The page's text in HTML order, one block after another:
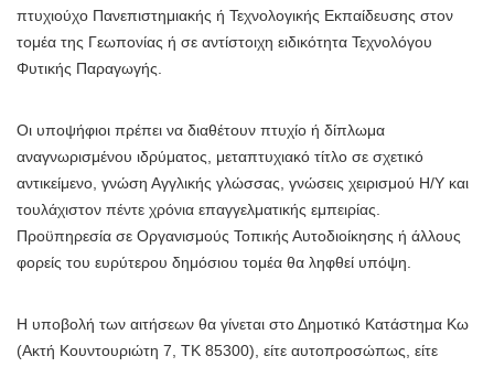
πτυχιούχο Πανεπιστημιακής ή Τεχνολογικής Εκπαίδευσης στον
τομέα της Γεωπονίας ή σε αντίστοιχη ειδικότητα Τεχνολόγου
Φυτικής Παραγωγής.
Οι υποψήφιοι πρέπει να διαθέτουν πτυχίο ή δίπλωμα
αναγνωρισμένου ιδρύματος, μεταπτυχιακό τίτλο σε σχετικό
αντικείμενο, γνώση Αγγλικής γλώσσας, γνώσεις χειρισμού Η/Υ και
τουλάχιστον πέντε χρόνια επαγγελματικής εμπειρίας.
Προϋπηρεσία σε Οργανισμούς Τοπικής Αυτοδιοίκησης ή άλλους
φορείς του ευρύτερου δημόσιου τομέα θα ληφθεί υπόψη.
Η υποβολή των αιτήσεων θα γίνεται στο Δημοτικό Κατάστημα Κω
(Ακτή Κουντουριώτη 7, TK 85300), είτε αυτοπροσώπως, είτε